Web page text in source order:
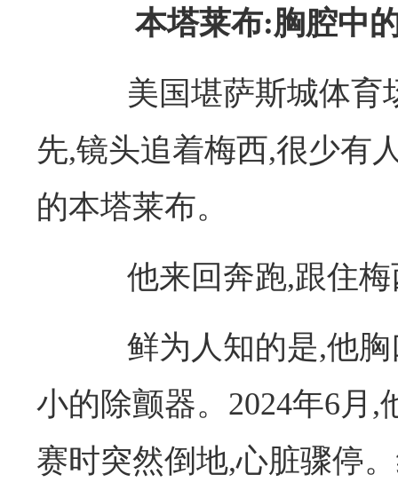
本塔莱布:胸腔中
美国堪萨斯城体育
先,镜头追着梅西,很少有
的本塔莱布。
他来回奔跑,跟住梅
鲜为人知的是,他胸
小的除颤器。2024年6月,
赛时突然倒地,心脏骤停